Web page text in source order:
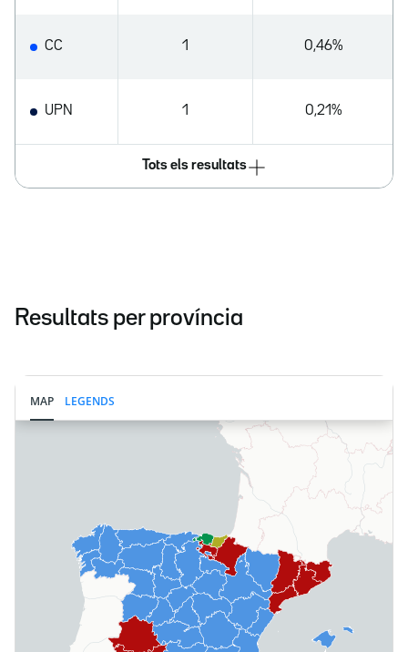
CC 1 0,46%
UPN 1 0,21%
Tots els resultats
Resultats per província